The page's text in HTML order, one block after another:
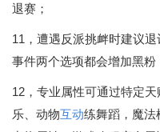
退赛；
11，遭遇反派挑衅时建议
事件两个选项都会增加黑粉
12，专业属性可通过特定
乐、动物互动练舞蹈，魔法